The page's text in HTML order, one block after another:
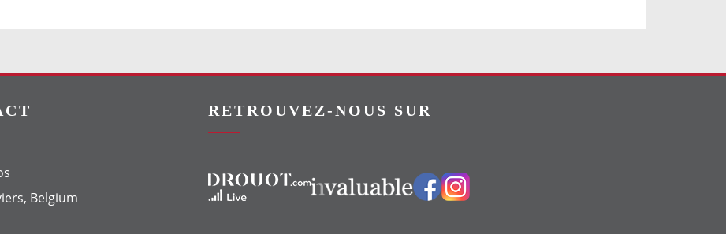
Belgium
RETROUVEZ-NOUS SUR
Vers le site Drouot Vers le site Invaluable Vers notre groupe Facebook Vers notre page Instagram